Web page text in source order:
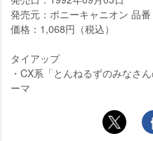
発売元：ポニーキャニオン 品
価格：1,068円（税込）
タイアップ
・CX系「とんねるずのみなさ
ーマ